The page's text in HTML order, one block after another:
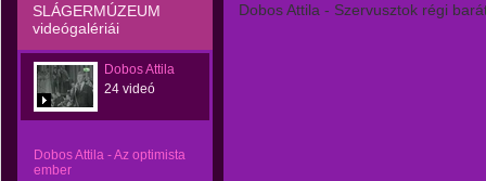
SLÁGERMÚZEUM
videógalériái
Dobos Attila
24 videó
Dobos Attila - Az optimista
ember
Dobos Attila - Szervusztok régi